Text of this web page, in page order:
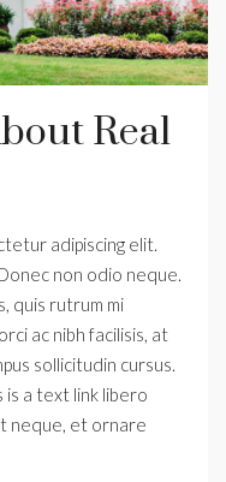
Real
adipiscing elit.
non odio neque.
quis rutrum mi
ac nibh facilisis, at
sollicitudin cursus.
a text link libero
neque, et ornare